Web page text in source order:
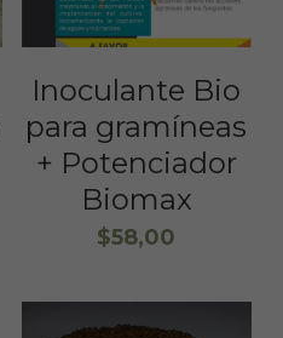
Inoculante Bio
para gramíneas
+ Potenciador
Biomax
$58,00